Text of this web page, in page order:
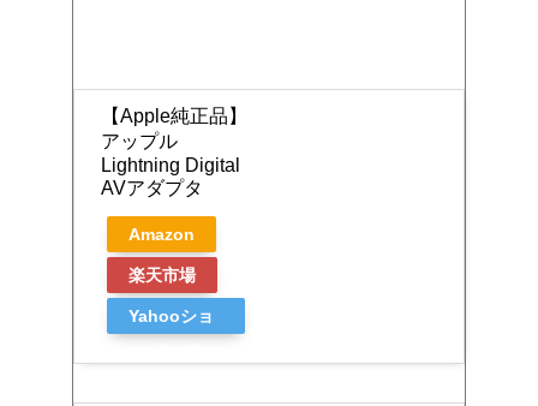
【Apple純正品】
アップル
Lightning Digital
AVアダプタ
Amazon
楽天市場
Yahooショ